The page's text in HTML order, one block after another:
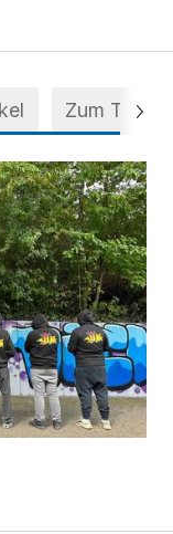
Zum Thema